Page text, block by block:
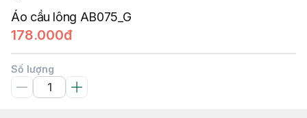
Áo cầu lông AB075_G
178.000đ
Số lượng